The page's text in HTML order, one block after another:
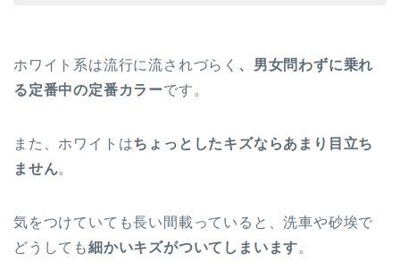
ホワイト系は流行に流されづらく 、男女問わずに乗れ
る定番中の定番カラーです。
また、ホワイトはちょっとしたキズならあまり目立ち
ません。
気をつけていても長い間載っていると、洗車や砂埃で
どうしても細かいキズがついてしまいます。